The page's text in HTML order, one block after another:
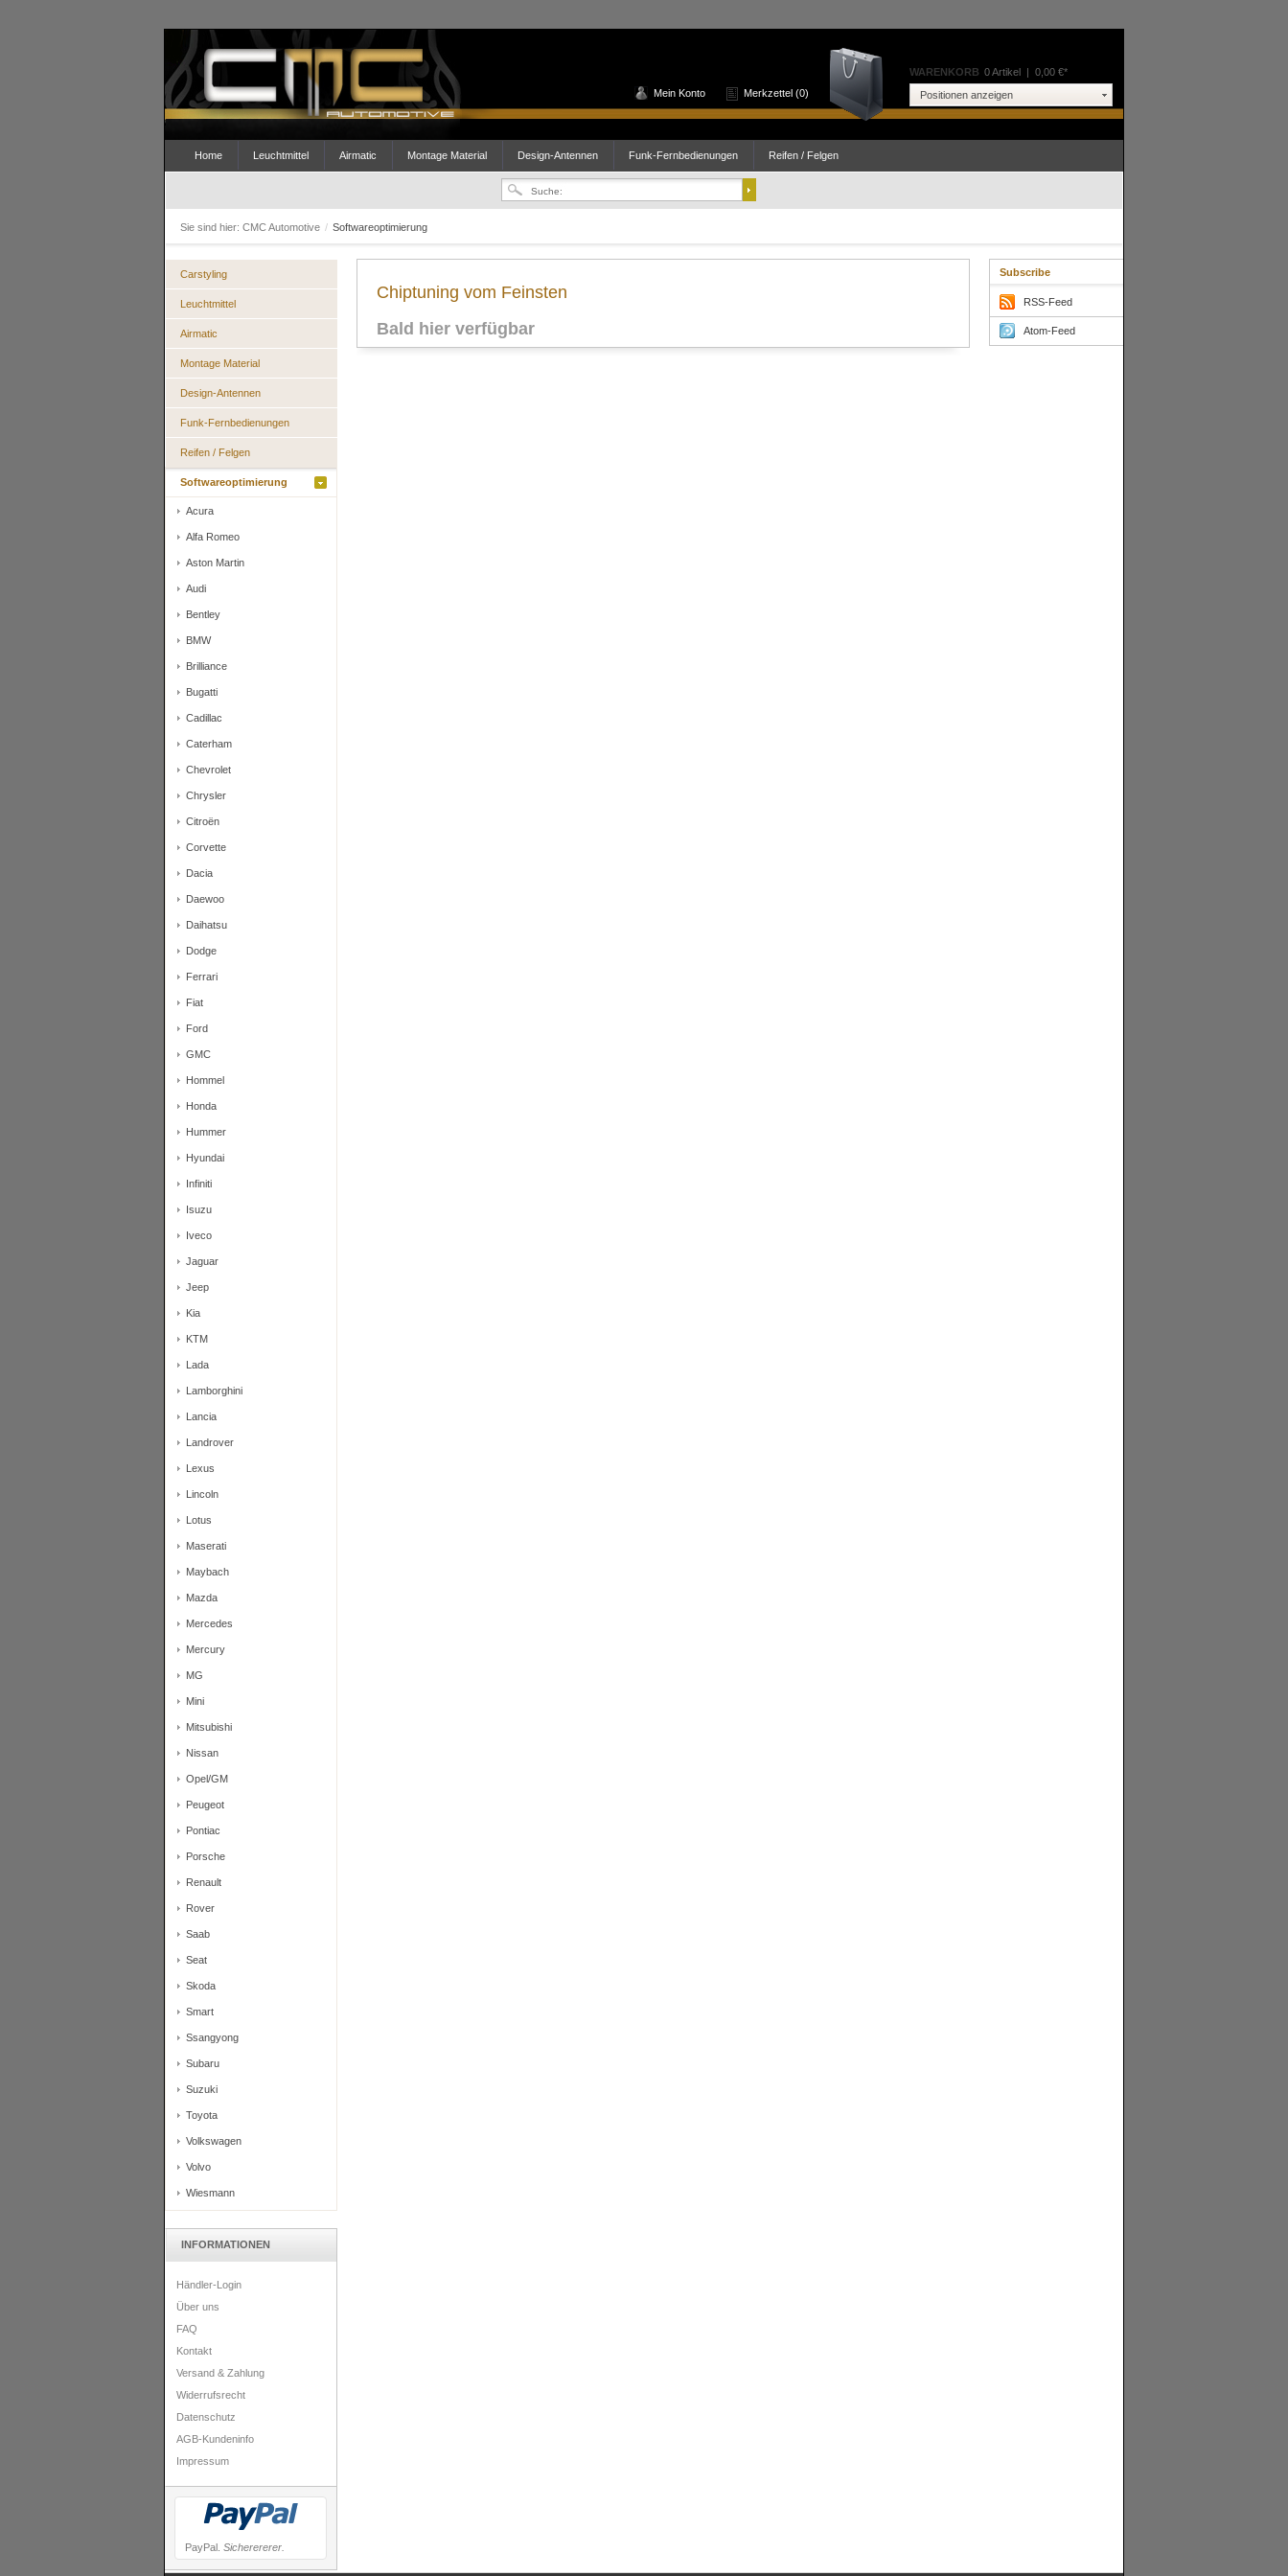
Mein Konto Merkzettel (0)
WARENKORB 0 Artikel | 0,00 €*
Positionen anzeigen
Home Leuchtmittel Airmatic Montage Material Design-Antennen Funk-Fernbedienungen Reifen / Felgen
Sie sind hier: CMC Automotive / Softwareoptimierung
Carstyling
Leuchtmittel
Airmatic
Montage Material
Design-Antennen
Funk-Fernbedienungen
Reifen / Felgen
Softwareoptimierung
Acura
Alfa Romeo
Aston Martin
Audi
Bentley
BMW
Brilliance
Bugatti
Cadillac
Caterham
Chevrolet
Chrysler
Citroën
Corvette
Dacia
Daewoo
Daihatsu
Dodge
Ferrari
Fiat
Ford
GMC
Hommel
Honda
Hummer
Hyundai
Infiniti
Isuzu
Iveco
Jaguar
Jeep
Kia
KTM
Lada
Lamborghini
Lancia
Landrover
Lexus
Lincoln
Lotus
Maserati
Maybach
Mazda
Mercedes
Mercury
MG
Mini
Mitsubishi
Nissan
Opel/GM
Peugeot
Pontiac
Porsche
Renault
Rover
Saab
Seat
Skoda
Smart
Ssangyong
Subaru
Suzuki
Toyota
Volkswagen
Volvo
Wiesmann
INFORMATIONEN
Händler-Login
Über uns
FAQ
Kontakt
Versand & Zahlung
Widerrufsrecht
Datenschutz
AGB-Kundeninfo
Impressum
PayPal. Sicherererer.
Chiptuning vom Feinsten
Bald hier verfügbar
Subscribe
RSS-Feed
Atom-Feed